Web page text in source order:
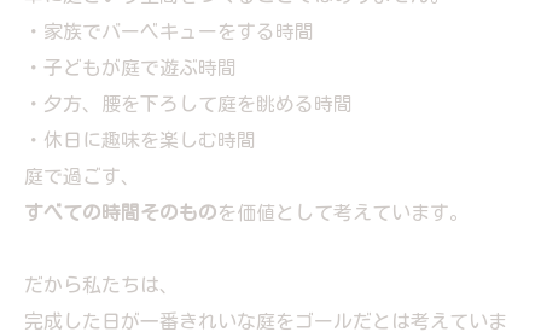
・家族でバーベキューをする時間
・子どもが庭で遊ぶ時間
・夕方、腰を下ろして庭を眺める時間
・休日に趣味を楽しむ時間
庭で過ごす、
すべての時間そのものを価値として考えています。
だから私たちは、
完成した日が一番きれいな庭をゴールだとは考えていま